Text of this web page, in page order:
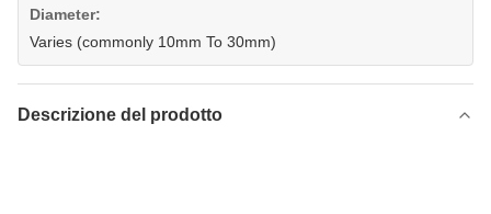
Diameter:
Varies (commonly 10mm To 30mm)
Descrizione del prodotto